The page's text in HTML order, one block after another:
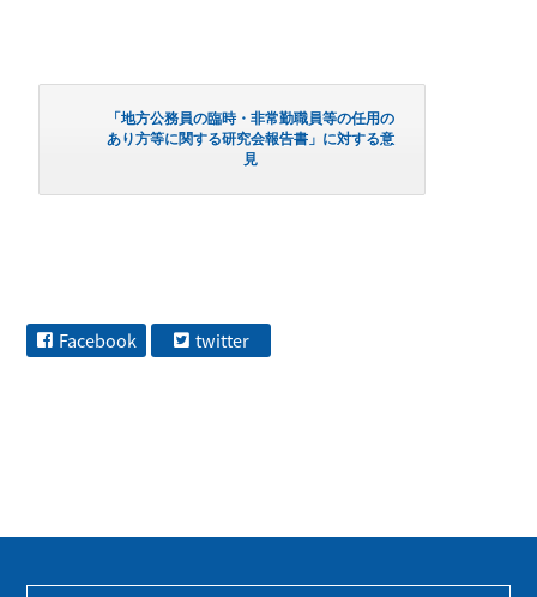
「地方公務員の臨時・非常勤職員等の任用の
あり方等に関する研究会報告書」に対する意
見
Facebook twitter